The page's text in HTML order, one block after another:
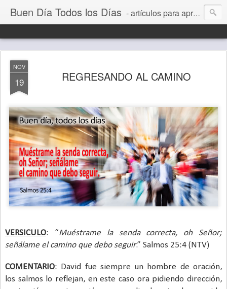
Buen Día Todos los Días - artículos para aprender a vivir mejor, un día a la vez. Por Juan C Quintero
NOV
19 REGRESANDO AL CAMINO
VERSICULO: “Muéstrame la senda correcta, oh Señor;
señálame el camino que debo seguir.” Salmos 25:4 (NTV)
COMENTARIO: David fue siempre un hombre de oración,
los salmos lo reflejan, en este caso ora pidiendo dirección,